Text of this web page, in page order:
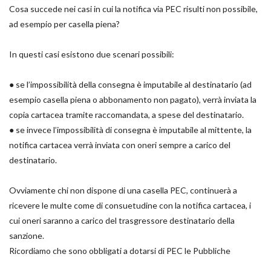
Cosa succede nei casi in cui la notifica via PEC risulti non possibile,
ad esempio per casella piena?
In questi casi esistono due scenari possibili:
● se l’impossibilità della consegna è imputabile al destinatario (ad
esempio casella piena o abbonamento non pagato), verrà inviata la
copia cartacea tramite raccomandata, a spese del destinatario.
● se invece l’impossibilità di consegna è imputabile al mittente, la
notifica cartacea verrà inviata con oneri sempre a carico del
destinatario.
Ovviamente chi non dispone di una casella PEC, continuerà a
ricevere le multe come di consuetudine con la notifica cartacea, i
cui oneri saranno a carico del trasgressore destinatario della
sanzione.
Ricordiamo che sono obbligati a dotarsi di PEC le Pubbliche